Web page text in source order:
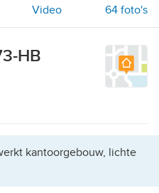
Video 64 foto's
HB
kantoorgebouw, lichte